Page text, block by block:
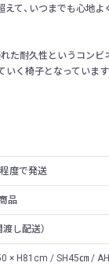
て、いつまでも心地
た耐久性というコンビ
く椅子となっていま
度で発送
品
渡し配送）
× H81cm / SH45㎝ /